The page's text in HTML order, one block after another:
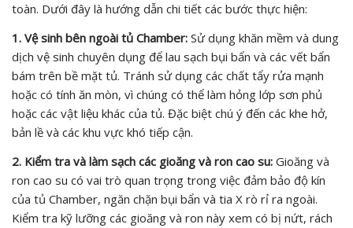
toàn. Dưới đây là hướng dẫn chi tiết các bước thực hiện:
1. Vệ sinh bên ngoài tủ Chamber: Sử dụng khăn mềm và dung
dịch vệ sinh chuyên dụng để lau sạch bụi bẩn và các vết bẩn
bám trên bề mặt tủ. Tránh sử dụng các chất tẩy rửa mạnh
hoặc có tính ăn mòn, vì chúng có thể làm hỏng lớp sơn phủ
hoặc các vật liệu khác của tủ. Đặc biệt chú ý đến các khe hở,
bản lề và các khu vực khó tiếp cận.
2. Kiểm tra và làm sạch các gioăng và ron cao su: Gioăng và
ron cao su có vai trò quan trọng trong việc đảm bảo độ kín
của tủ Chamber, ngăn chặn bụi bẩn và tia X rò rỉ ra ngoài.
Kiểm tra kỹ lưỡng các gioăng và ron này xem có bị nứt, rách